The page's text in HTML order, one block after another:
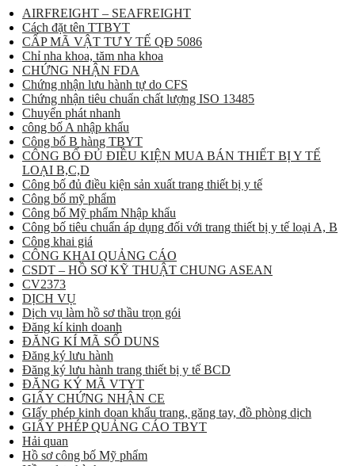
AIRFREIGHT – SEAFREIGHT
Cách đặt tên TTBYT
CẤP MÃ VẬT TƯ Y TẾ QĐ 5086
Chỉ nha khoa, tăm nha khoa
CHỨNG NHẬN FDA
Chứng nhận lưu hành tự do CFS
Chứng nhận tiêu chuẩn chất lượng ISO 13485
Chuyển phát nhanh
công bố A nhập khẩu
Công bố B hàng TBYT
CÔNG BỐ ĐỦ ĐIỀU KIỆN MUA BÁN THIẾT BỊ Y TẾ
LOẠI B,C,D
Công bố đủ điều kiện sản xuất trang thiết bị y tế
Công bố mỹ phẩm
Công bố Mỹ phẩm Nhập khẩu
Công bố tiêu chuẩn áp dụng đối với trang thiết bị y tế loại A, B
Công khai giá
CÔNG KHAI QUẢNG CÁO
CSDT – HỒ SƠ KỸ THUẬT CHUNG ASEAN
CV2373
DỊCH VỤ
Dịch vụ làm hồ sơ thầu trọn gói
Đăng kí kinh doanh
ĐĂNG KÍ MÃ SỐ DUNS
Đăng ký lưu hành
Đăng ký lưu hành trang thiết bị y tế BCD
ĐĂNG KÝ MÃ VTYT
GIẤY CHỨNG NHẬN CE
GIấy phép kinh doan khẩu trang, găng tay, đồ phòng dịch
GIẤY PHÉP QUẢNG CÁO TBYT
Hải quan
Hồ sơ công bố Mỹ phẩm